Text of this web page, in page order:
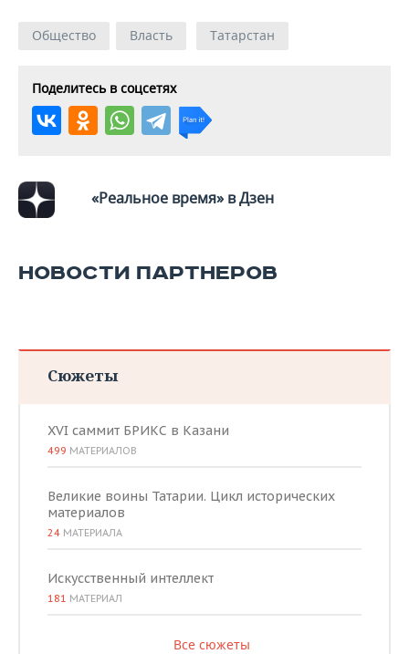
Общество Власть Татарстан
Поделитесь в соцсетях
«Реальное время» в Дзен
НОВОСТИ ПАРТНЕРОВ
Сюжеты
XVI саммит БРИКС в Казани
499 МАТЕРИАЛОВ
Великие воины Татарии. Цикл исторических
материалов
24 МАТЕРИАЛА
Искусственный интеллект
181 МАТЕРИАЛ
Все сюжеты